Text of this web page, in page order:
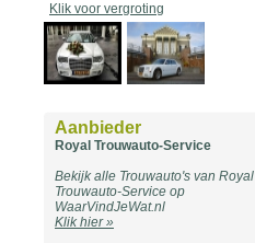
Klik voor vergroting
Aanbieder
Royal Trouwauto-Service
Bekijk alle Trouwauto's van Royal
Trouwauto-Service op
WaarVindJeWat.nl
Klik hier »